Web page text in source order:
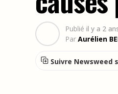
Publié il y a 2
Par Aurélien
Suivre Newsweed